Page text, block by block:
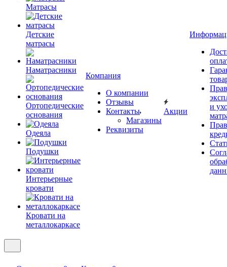
Матрасы
Детские
матрасы
Наматрасники
Ортопедические
основания
Одеяла
Подушки
Интерьерные
кровати
Кровати на
металлокаркасе
Компания
О компании
Отзывы
Контакты
Магазины
Реквизиты
Акции
и